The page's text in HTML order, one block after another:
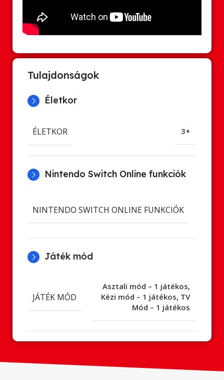
Tulajdonságok
Életkor
ÉLETKOR 3+
Nintendo Switch Online funkciók
NINTENDO SWITCH ONLINE FUNKCIÓK
Játék mód
JÁTÉK MÓD
Asztali mód – 1 játékos,
Kézi mód – 1 játékos, TV
Mód – 1 játékos